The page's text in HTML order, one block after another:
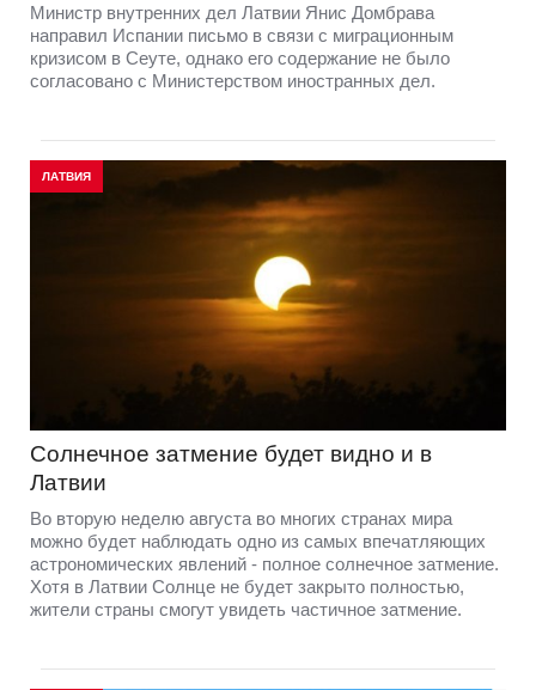
Министр внутренних дел Латвии Янис Домбрава
направил Испании письмо в связи с миграционным
кризисом в Сеуте, однако его содержание не было
согласовано с Министерством иностранных дел.
ЛАТВИЯ
Солнечное затмение будет видно и в
Латвии
Во вторую неделю августа во многих странах мира
можно будет наблюдать одно из самых впечатляющих
астрономических явлений - полное солнечное затмение.
Хотя в Латвии Солнце не будет закрыто полностью,
жители страны смогут увидеть частичное затмение.